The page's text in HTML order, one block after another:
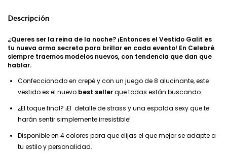
Descripción
¿Queres ser la reina de la noche? ¡Entonces el Vestido Galit es
tu nueva arma secreta para brillar en cada evento! En Celebré
siempre traemos modelos nuevos, con tendencia que dan que
hablar.
Confeccionado en crepé y con un juego de 8 alucinante, este
vestido es el nuevo best sellerque todas están buscando.
¿El toque final? ¡El detalle de strass y una espalda sexy que te
harán sentir simplemente irresistible!
Disponible en 4 colores para que elijas el que mejor se adapte a
tu estilo y personalidad.